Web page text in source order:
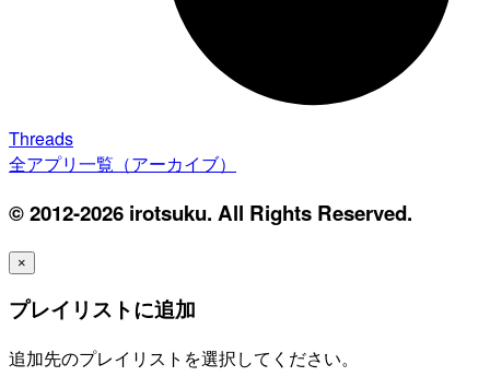
Threads
全アプリ一覧（アーカイブ）
© 2012-2026 irotsuku. All Rights Reserved.
×
プレイリストに追加
追加先のプレイリストを選択してください。